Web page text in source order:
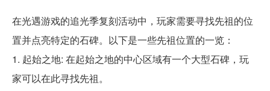
在光遇游戏的追光季复刻活动中，玩家需要寻找先祖的位
置并点亮特定的石碑。以下是一些先祖位置的一览：
1. 起始之地: 在起始之地的中心区域有一个大型石碑，玩
家可以在此寻找先祖。